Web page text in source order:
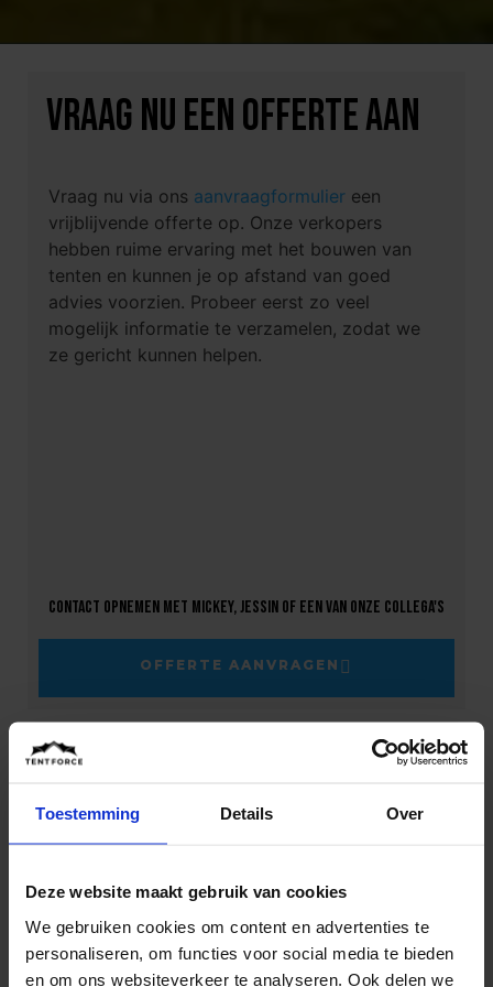
Toestemming Details Over
Deze website maakt gebruik van cookies
We gebruiken cookies om content en advertenties te
personaliseren, om functies voor social media te bieden
en om ons websiteverkeer te analyseren. Ook delen we
Home
VRAAG NU EEN OFFERTE AAN
Vraag nu via ons aanvraagformulier een
vrijblijvende offerte op. Onze verkopers
hebben ruime ervaring met het bouwen van
tenten en kunnen je op afstand van goed
advies voorzien. Probeer eerst zo veel
mogelijk informatie te verzamelen, zodat we
ze gericht kunnen helpen.
Contact opnemen met Mickey, Jessin of een van onze collega's
OFFERTE AANVRAGEN